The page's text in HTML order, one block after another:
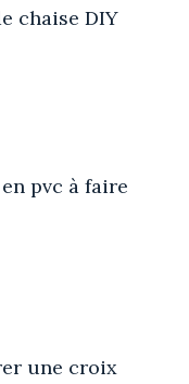
chaise DIY
pvc à faire
une croix